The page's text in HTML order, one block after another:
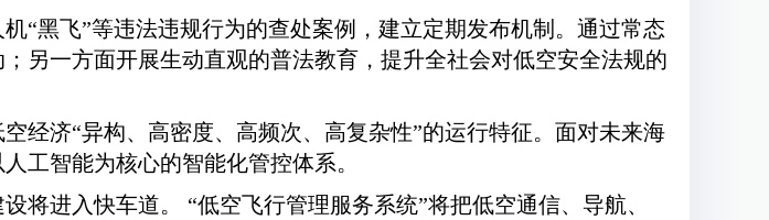
“黑飞”等违法违规行为的查处案例，建立定期发布机制。通过常态
另一方面开展生动直观的普法教育，提升全社会对低空安全法规的
经济“异构、高密度、高频次、高复杂性”的运行特征。面对未来海
工智能为核心的智能化管控体系。
将进入快车道。 “低空飞行管理服务系统”将把低空通信、导航、